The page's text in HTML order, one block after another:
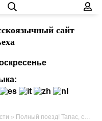
сайт
» Полный поезд! Тапас, сладости и полдник